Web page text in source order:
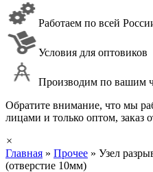
Работаем по всей
Условия для оптовиков
Производим по вашим
Обратите внимание, что мы
лицами и только оптом, заказ
×
Главная » Прочее » Узел
(отверстие 10мм)